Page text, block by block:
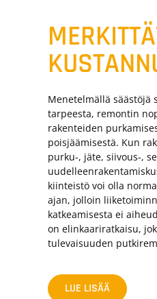
Menetelmällä säästöjä
tarpeesta, remontin
rakenteiden
poisjäämisestä. Kun
purku-, jäte, siivous-,
kiinteistö voi olla
ajan, jolloin
katkeamisesta ei
on elinkaariratkaisu,
tulevaisuuden
LUE LISÄÄ